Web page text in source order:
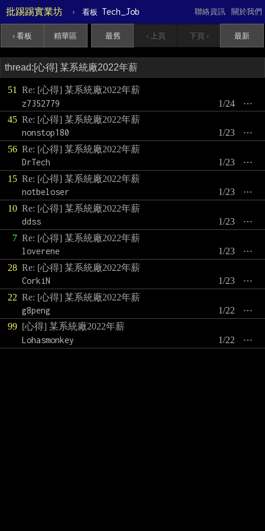
批踢踢實業坊 › 看板 Tech_Job 關於我們
聯絡資訊
‹ 看板 精華區 最舊 ‹ 上頁 下頁 › 最新
51
Re: [心得] 某系統廠2022年薪
z7352779
⋯
1/24
45 Re: [心得] 某系統廠2022年薪
nonstop180
⋯
1/23
56 Re: [心得] 某系統廠2022年薪
DrTech
⋯
1/23
15 Re: [心得] 某系統廠2022年薪
notbeloser
⋯
1/23
10 Re: [心得] 某系統廠2022年薪
ddss
⋯
1/23
7 Re: [心得] 某系統廠2022年薪
loverene
⋯
1/23
28 Re: [心得] 某系統廠2022年薪
CorkiN
⋯
1/23
22 Re: [心得] 某系統廠2022年薪
g8peng
⋯
1/22
99 [心得] 某系統廠2022年薪
Lohasmonkey
⋯
1/22